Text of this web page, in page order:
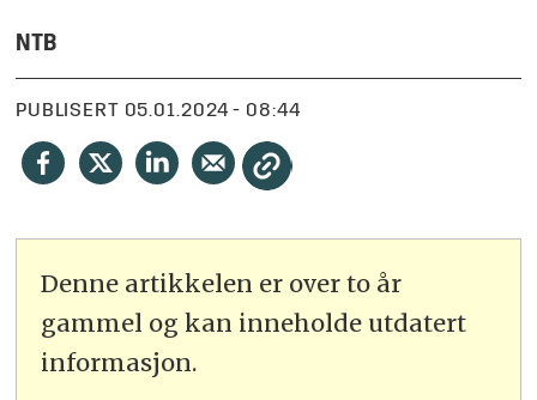
NTB
PUBLISERT 05.01.2024 - 08:44
Denne artikkelen er over to år
gammel og kan inneholde utdatert
informasjon.